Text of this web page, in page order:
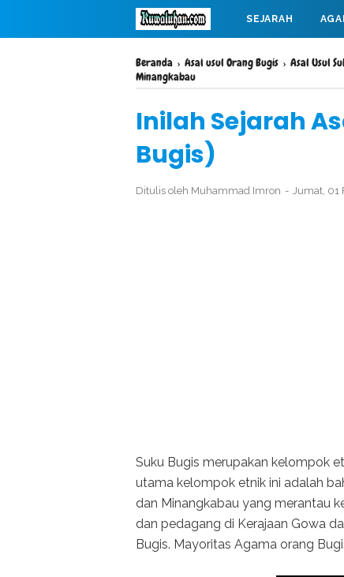
SEJARAH
MAHABARATA
Beranda › Asal usul Orang Bugis › Asal Usul
Minangkabau
Inilah Sejarah
Bugis)
Ditulis oleh Muhammad Imron Jumat, 01
Suku Bugis merupakan kelompok
utama kelompok etnik ini adalah
dan Minangkabau yang merantau
dan pedagang di Kerajaan Gowa
Bugis. Mayoritas Agama orang